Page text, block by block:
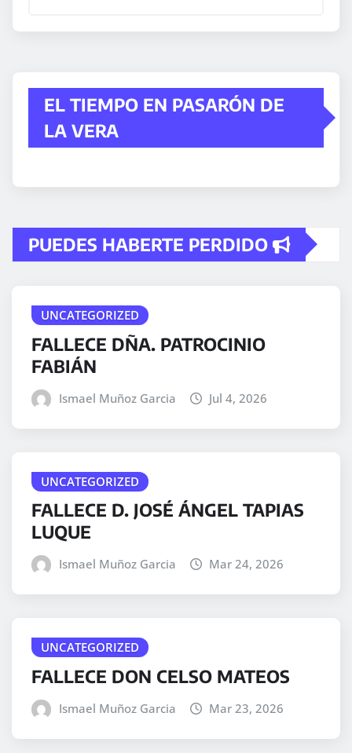
EL TIEMPO EN PASARÓN DE
LA VERA
PUEDES HABERTE PERDIDO
UNCATEGORIZED
FALLECE DÑA. PATROCINIO
FABIÁN
Ismael Muñoz Garcia Jul 4, 2026
UNCATEGORIZED
FALLECE D. JOSÉ ÁNGEL TAPIAS
LUQUE
Ismael Muñoz Garcia Mar 24, 2026
UNCATEGORIZED
FALLECE DON CELSO MATEOS
Ismael Muñoz Garcia Mar 23, 2026